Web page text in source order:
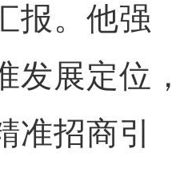
报。他强
发展定位，
准招商引